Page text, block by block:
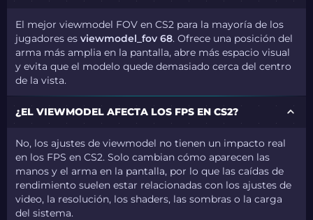
El mejor viewmodel FOV en CS2 para la mayoría de los
jugadores esviewmodel_fov 68. Ofrece una posición del
arma más amplia en la pantalla, abre más espacio visual
y evita que el modelo quede demasiado cerca del centro
de la vista.
¿EL VIEWMODEL AFECTA LOS FPS EN CS2?
No, los ajustes de viewmodel no tienen un impacto real
en los FPS en CS2. Solo cambian cómo aparecen las
manos y el arma en la pantalla, por lo que las caídas de
rendimiento suelen estar relacionadas con los ajustes de
video, la resolución, los shaders, las sombras o la carga
del sistema.